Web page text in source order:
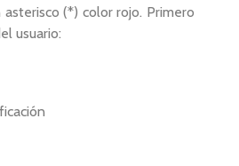
(*) color rojo. Primero
usuario: